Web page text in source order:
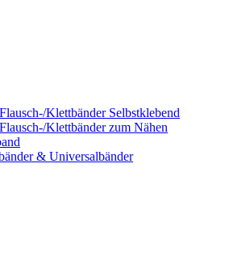
Flausch-/Klettbänder Selbstklebend
Flausch-/Klettbänder zum Nähen
& Universalbänder